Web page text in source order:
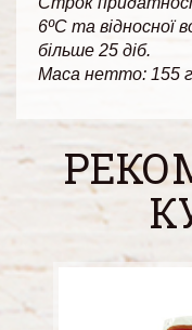
6ºС та відносної
більше 25 діб.
Маса нетто: 155